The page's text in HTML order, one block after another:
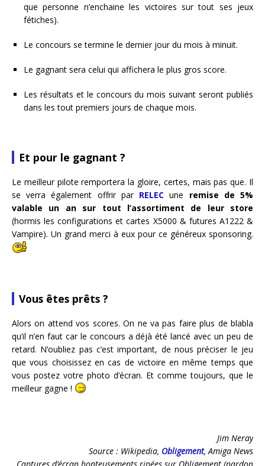
que personne n’enchaine les victoires sur tout ses jeux
fétiches).
Le concours se termine le dernier jour du mois à minuit.
Le gagnant sera celui qui affichera le plus gros score.
Les résultats et le concours du mois suivant seront publiés
dans les tout premiers jours de chaque mois.
Et pour le gagnant ?
Le meilleur pilote remportera la gloire, certes, mais pas que. Il
se verra également offrir par RELEC une remise de 5%
valable un an sur tout l’assortiment de leur store
(hormis les configurations et cartes X5000 & futures A1222 &
Vampire). Un grand merci à eux pour ce généreux sponsoring.
Vous êtes prêts ?
Alors on attend vos scores. On ne va pas faire plus de blabla
qu’il n’en faut car le concours a déjà été lancé avec un peu de
retard. N’oubliez pas c’est important, de nous préciser le jeu
que vous choisissez en cas de victoire en même temps que
vous postez votre photo d’écran. Et comme toujours, que le
meilleur gagne !
Jim Neray
Source : Wikipedia, Obligement, Amiga News
Captures d’écran honteusements ripées sur Obligement (pardon